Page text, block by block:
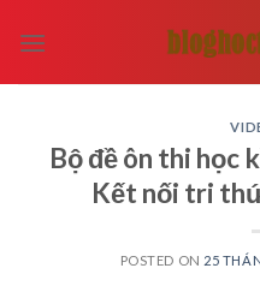
Bộ đề ôn thi học
Kết nối tri
POSTED ON 25